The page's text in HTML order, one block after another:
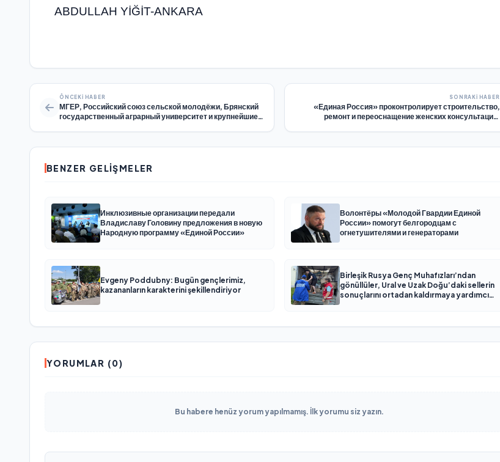
ABDULLAH YİĞİT-ANKARA
ÖNCEKI HABER
МГЕР, Российский союз сельской молодёжи, Брянский
государственный аграрный университет и крупнейшие
SONRAKI HABER
«Единая Россия» проконтролирует строительство,
ремонт и переоснащение женских консультаций,
BENZER GELIŞMELER
Инклюзивные организации передали
Владиславу Головину предложения в новую
Народную программу «Единой России»
Волонтёры «Молодой Гвардии Единой
России» помогут белгородцам с
огнетушителями и генераторами
Evgeny Poddubny: Bugün gençlerimiz,
kazananların karakterini şekillendiriyor
Birleşik Rusya Genç Muhafızları’ndan
gönüllüler, Ural ve Uzak Doğu’daki sellerin
sonuçlarını ortadan kaldırmaya yardımcı
YORUMLAR (0)
Bu habere henüz yorum yapılmamış. İlk yorumu siz yazın.